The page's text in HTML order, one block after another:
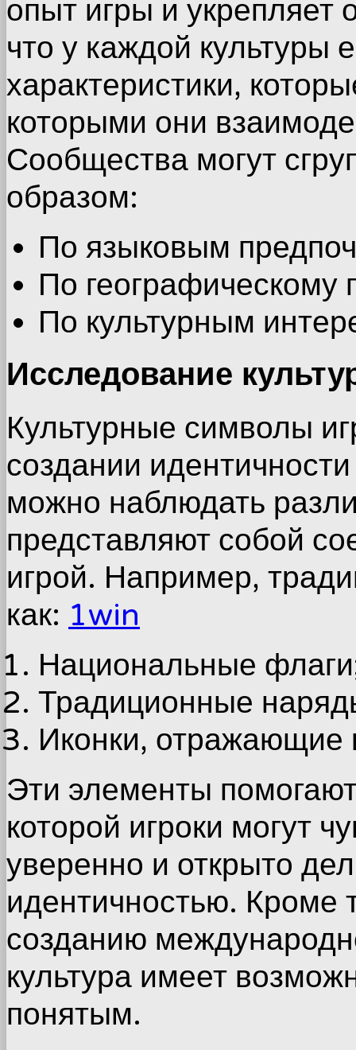
опыт игры и укрепляет
что у каждой культуры
характеристики,
которыми они
Сообщества могут
образом:
По языковым
По географическому
По культурным
Исследование
Культурные символы
создании
можно наблюдать
представляют собой
игрой. Например,
как: 1win
Национальные
Традиционные
Иконки, отражающие
Эти элементы
которой игроки могут
уверенно и открыто
идентичностью. Кроме
созданию
культура имеет
понятым.